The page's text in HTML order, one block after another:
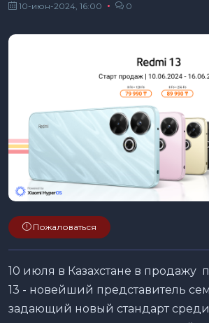
10-июн-2024, 16:00
0
Пожаловаться
10 июля в Казахстане в продажу
13 - новейший представитель
задающий новый стандарт